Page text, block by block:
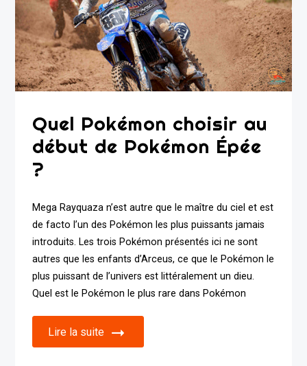
Quel Pokémon choisir au
début de Pokémon Épée
?
Mega Rayquaza n’est autre que le maître du ciel et est
de facto l’un des Pokémon les plus puissants jamais
introduits. Les trois Pokémon présentés ici ne sont
autres que les enfants d’Arceus, ce que le Pokémon le
plus puissant de l’univers est littéralement un dieu.
Quel est le Pokémon le plus rare dans Pokémon
Lire la suite